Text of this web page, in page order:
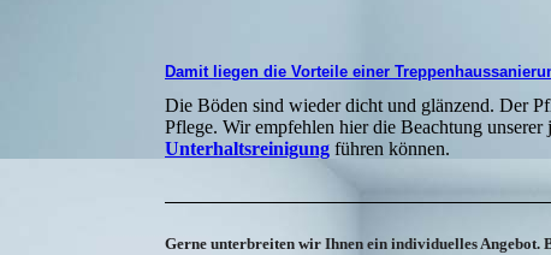
Damit liegen die Vorteile einer
Die Böden sind wieder dicht und glänzend. Der
Pflege. Wir empfehlen hier die Beachtung
Unterhaltsreinigung führen können.
Gerne unterbreiten wir Ihnen ein individuelles Angebot.